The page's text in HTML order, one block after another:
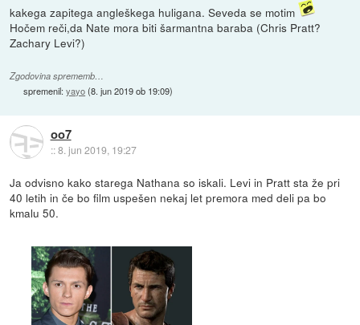
kakega zapitega angleškega huligana. Seveda se motim
Hočem reči,da Nate mora biti šarmantna baraba (Chris Pratt?
Zachary Levi?)
Zgodovina sprememb…
spremenil:yayo(8. jun 2019 ob 19:09)
oo7
::8. jun 2019, 19:27
Ja odvisno kako starega Nathana so iskali. Levi in Pratt sta že pri
40 letih in če bo film uspešen nekaj let premora med deli pa bo
kmalu 50.